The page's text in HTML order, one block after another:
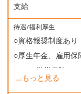
支給
待遇/福利厚生
○資格報奨制度あり
○厚生年金、雇用
ぽ）、労災保険
○健康診断
...もっと見る